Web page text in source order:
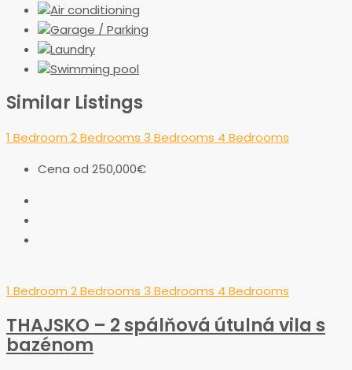
Air conditioning
Garage / Parking
Laundry
Swimming pool
Similar Listings
1 Bedroom 2 Bedrooms 3 Bedrooms 4 Bedrooms
Cena od 250,000€
1 Bedroom 2 Bedrooms 3 Bedrooms 4 Bedrooms
THAJSKO – 2 spálňová útulná vila s
bazénom